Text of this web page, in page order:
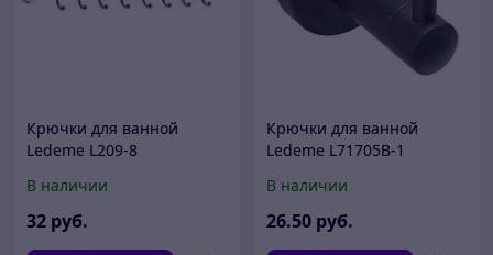
Крючки для ванной
Ledeme L209-8
В наличии
32 руб.
Крючки для ванной
Ledeme L71705B-1
В наличии
26.50 руб.